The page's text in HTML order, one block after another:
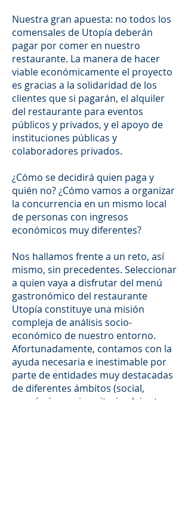
Nuestra gran apuesta: no todos los
comensales de Utopía deberán
pagar por comer en nuestro
restaurante. La manera de hacer
viable económicamente el proyecto
es gracias a la solidaridad de los
clientes que si pagarán, el alquiler
del restaurante para eventos
públicos y privados, y el apoyo de
instituciones públicas y
colaboradores privados.
¿Cómo se decidirá quien paga y
quién no? ¿Cómo vamos a organizar
la concurrencia en un mismo local
de personas con ingresos
económicos muy diferentes?
Nos hallamos frente a un reto, así
mismo, sin precedentes. Seleccionar
a quien vaya a disfrutar del menú
gastronómico del restaurante
Utopía constituye una misión
compleja de análisis socio-
económico de nuestro entorno.
Afortunadamente, contamos con la
ayuda necesaria e inestimable por
parte de entidades muy destacadas
de diferentes ámbitos (social,
económico, universitario…), junto